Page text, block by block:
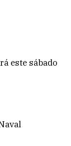
este sábado